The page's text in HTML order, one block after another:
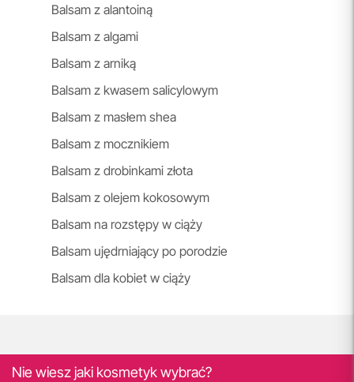
Balsam z alantoiną
Balsam z algami
Balsam z arniką
Balsam z kwasem salicylowym
Balsam z masłem shea
Balsam z mocznikiem
Balsam z drobinkami złota
Balsam z olejem kokosowym
Balsam na rozstępy w ciąży
Balsam ujędrniający po porodzie
Balsam dla kobiet w ciąży
Nie wiesz jaki kosmetyk wybrać?